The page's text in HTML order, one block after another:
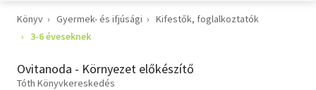
Életmód, egészség
Gyermek- és ifjúsági
Könyv Gyermek- és ifjúsági
Kifestők, foglalkoztatók
3-6 éveseknek
Ovitanoda - Környezet előkészítő
Tóth Könyvkereskedés